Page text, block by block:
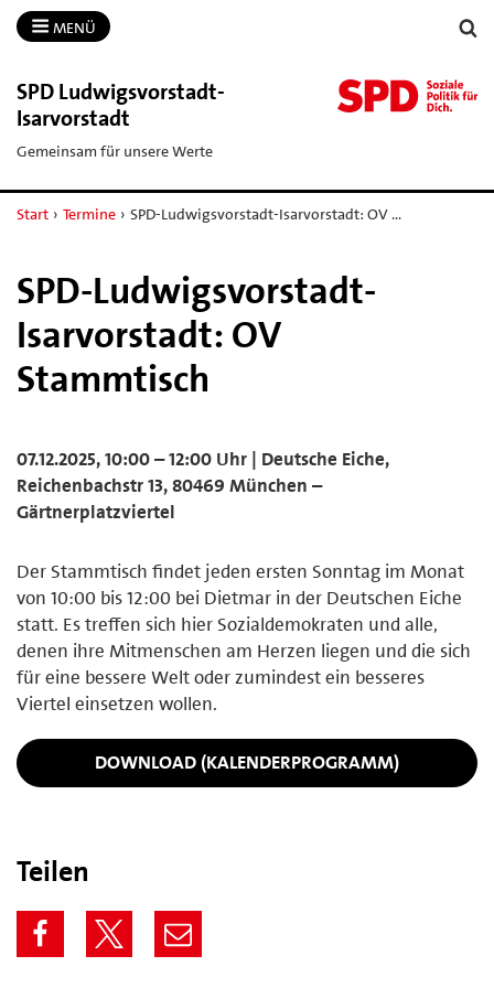
MENÜ
SPD Ludwigsvorstadt-​
Isarvorstadt
Gemeinsam für unsere Werte
Start › Termine › SPD-Ludwigsvorstadt-Isarvorstadt: OV …
SPD-Ludwigsvorstadt-
Isarvorstadt: OV
Stammtisch
07.12.2025, 10:00 – 12:00 Uhr | Deutsche Eiche,
Reichenbachstr 13, 80469 München –
Gärtnerplatzviertel
Der Stammtisch findet jeden ersten Sonntag im Monat
von 10:00 bis 12:00 bei Dietmar in der Deutschen Eiche
statt. Es treffen sich hier Sozialdemokraten und alle,
denen ihre Mitmenschen am Herzen liegen und die sich
für eine bessere Welt oder zumindest ein besseres
Viertel einsetzen wollen.
DOWNLOAD (KALENDERPROGRAMM)
Teilen